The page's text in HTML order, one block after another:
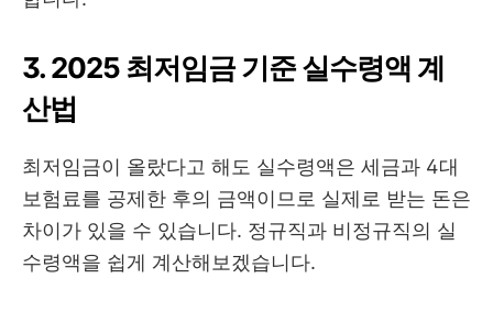
3. 2025 최저임금 기준 실수령액 계
산법
최저임금이 올랐다고 해도 실수령액은 세금과 4대
보험료를 공제한 후의 금액이므로 실제로 받는 돈은
차이가 있을 수 있습니다. 정규직과 비정규직의 실
수령액을 쉽게 계산해보겠습니다.